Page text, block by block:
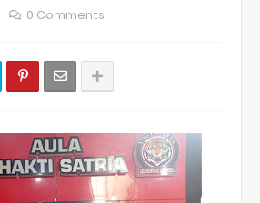
0 Comments